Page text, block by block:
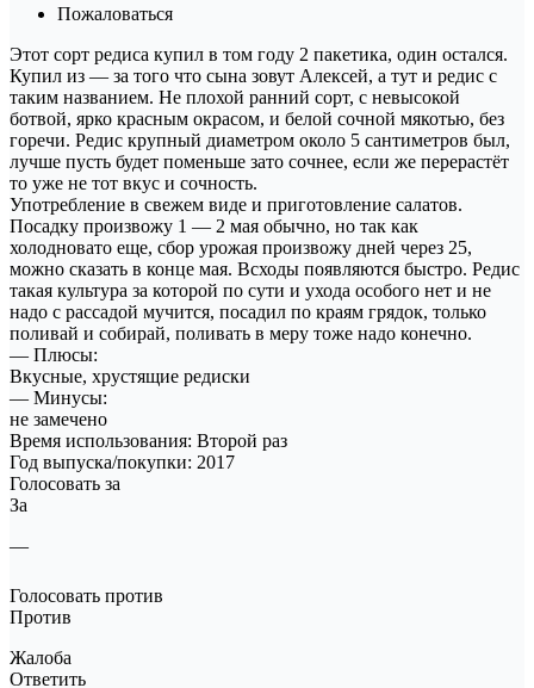
Пожаловаться
Этот сорт редиса купил в том году 2 пакетика, один остался.
Купил из — за того что сына зовут Алексей, а тут и редис с
таким названием. Не плохой ранний сорт, с невысокой
ботвой, ярко красным окрасом, и белой сочной мякотью, без
горечи. Редис крупный диаметром около 5 сантиметров был,
лучше пусть будет поменьше зато сочнее, если же перерастёт
то уже не тот вкус и сочность.
Употребление в свежем виде и приготовление салатов.
Посадку произвожу 1 — 2 мая обычно, но так как
холодновато еще, сбор урожая произвожу дней через 25,
можно сказать в конце мая. Всходы появляются быстро. Редис
такая культура за которой по сути и ухода особого нет и не
надо с рассадой мучится, посадил по краям грядок, только
поливай и собирай, поливать в меру тоже надо конечно.
— Плюсы:
Вкусные, хрустящие редиски
— Минусы:
не замечено
Время использования: Второй раз
Год выпуска/покупки: 2017
Голосовать за
За
—
Голосовать против
Против
Жалоба
Ответить